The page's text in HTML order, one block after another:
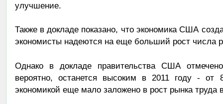
улучшение.
Также в докладе показано, что экономика США
экономисты надеются на еще больший рост числа
Однако в докладе правительства США
вероятно, останется высоким в 2011 году -
экономикой еще мало заложено в рост рынка труда